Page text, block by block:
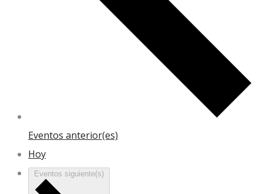
Eventos anterior(es)
Hoy
Eventos siguiente(s)